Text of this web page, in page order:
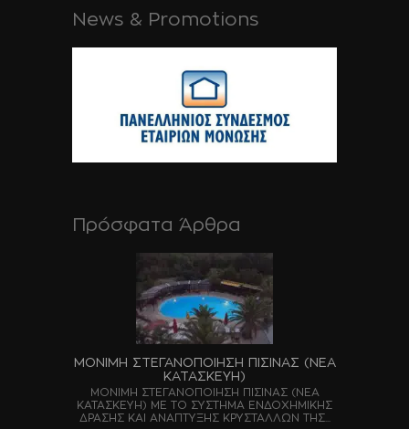
News & Promotions
Πρόσφατα Άρθρα
ΜΟΝΙΜΗ ΣΤΕΓΑΝΟΠΟΙΗΣΗ ΠΙΣΙΝΑΣ (ΝΕΑ
ΚΑΤΑΣΚΕΥΗ)
ΜΟΝΙΜΗ ΣΤΕΓΑΝΟΠΟΙΗΣΗ ΠΙΣΙΝΑΣ (ΝΕΑ
ΚΑΤΑΣΚΕΥΗ) ΜΕ ΤΟ ΣΥΣΤΗΜΑ ΕΝΔΟΧΗΜΙΚΗΣ
ΔΡΑΣΗΣ ΚΑΙ ΑΝΑΠΤΥΞΗΣ ΚΡΥΣΤΑΛΛΩΝ ΤΗΣ...